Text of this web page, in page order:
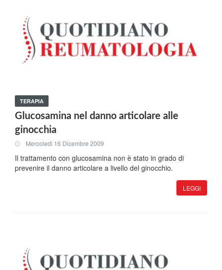
TERAPIA
Glucosamina nel danno articolare alle
ginocchia
Mercoledi 16 Dicembre 2009
Il trattamento con glucosamina non è stato in grado di
prevenire il danno articolare a livello del ginocchio.
LEGGI